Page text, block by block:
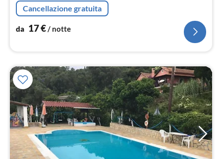
Cancellazione gratuita
da 17€ / notte